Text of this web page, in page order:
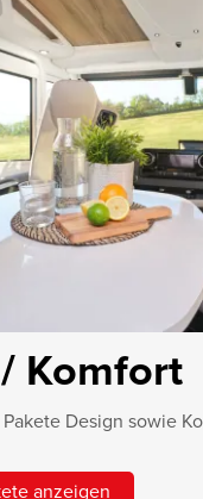
Komfort
Design sowie
anzeigen